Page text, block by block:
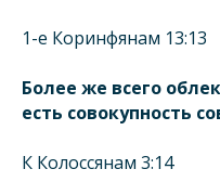
1-е Коринфянам 13:13
Более же всего
есть совокупность
К Колоссянам 3:14